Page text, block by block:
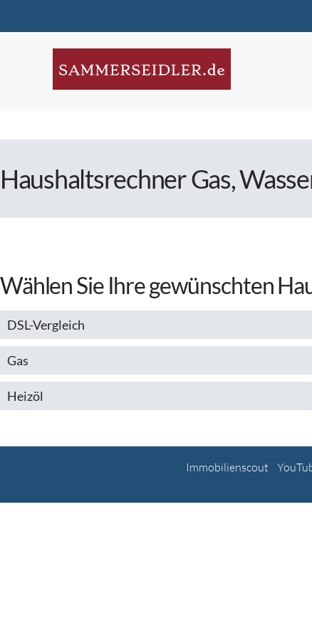
Haushaltsrechner Gas,
Wählen Sie Ihre gewünschten
DSL-Vergleich
Gas
Heizöl
Immobilienscout